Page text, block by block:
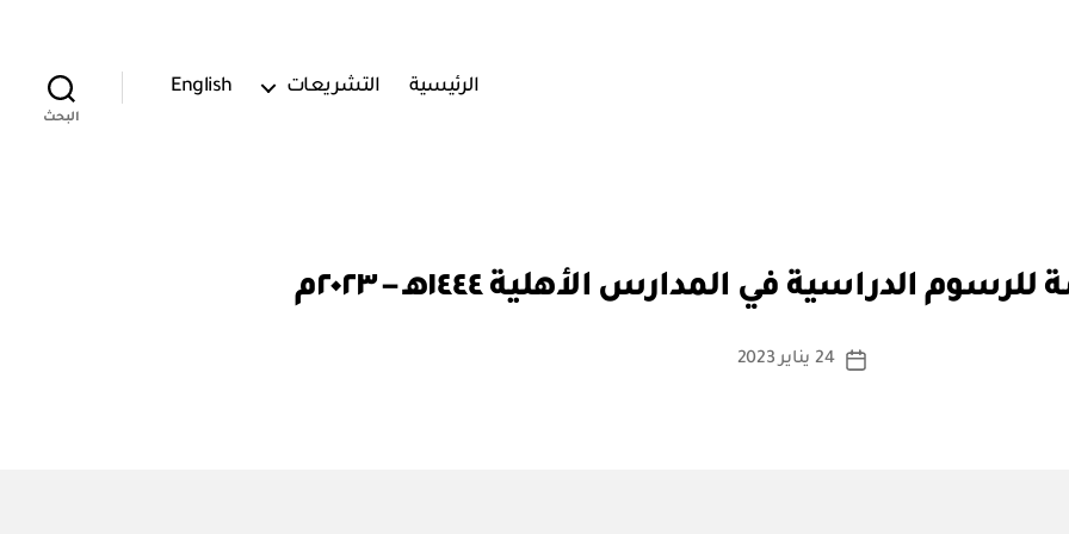
الرئيسية التشريعات English
البحث
الدراسية في المدارس الأهلية ١٤٤٤هـ – ٢٠٢٣م
كاتب
س
ة
تاريخ
24 يناير 2023